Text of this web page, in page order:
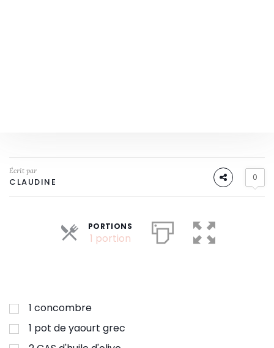
Écrit par
CLAUDINE 0
PORTIONS
1 portionParts
1 concombre
1 pot de yaourt grec